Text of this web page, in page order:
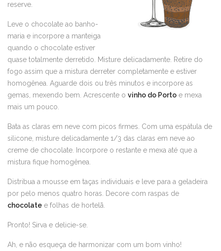
reserve.
Leve o chocolate ao banho-
maria e incorpore a manteiga
quando o chocolate estiver
quase totalmente derretido. Misture delicadamente. Retire do
fogo assim que a mistura derreter completamente e estiver
homogênea. Aguarde dois ou três minutos e incorpore as
gemas, mexendo bem. Acrescente o vinho do Porto e mexa
mais um pouco.
Bata as claras em neve com picos firmes. Com uma espátula de
silicone, misture delicadamente 1/3 das claras em neve ao
creme de chocolate. Incorpore o restante e mexa até que a
mistura fique homogênea.
Distribua a mousse em taças individuais e leve para a geladeira
por pelo menos quatro horas. Decore com raspas de
chocolate e folhas de hortelã.
Pronto! Sirva e delicie-se.
Ah, e não esqueça de harmonizar com um bom vinho!